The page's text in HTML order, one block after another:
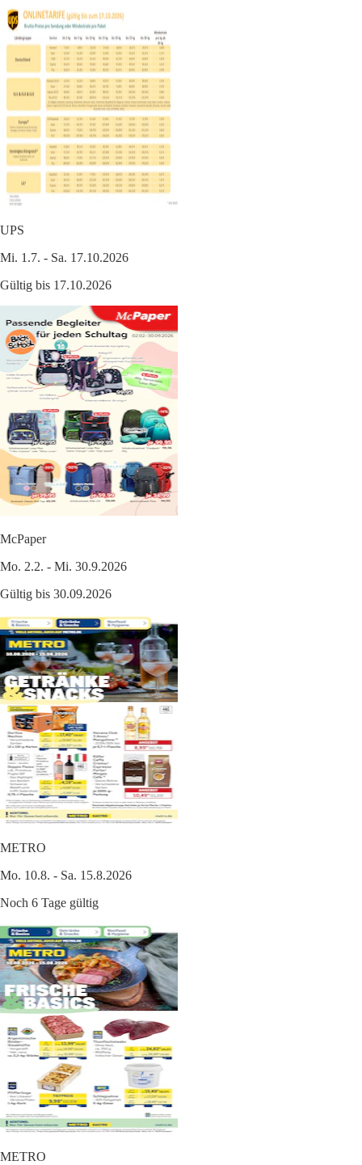
UPS
Mi. 1.7. - Sa. 17.10.2026
Gültig bis 17.10.2026
McPaper
Mo. 2.2. - Mi. 30.9.2026
Gültig bis 30.09.2026
METRO
Mo. 10.8. - Sa. 15.8.2026
Noch 6 Tage gültig
METRO